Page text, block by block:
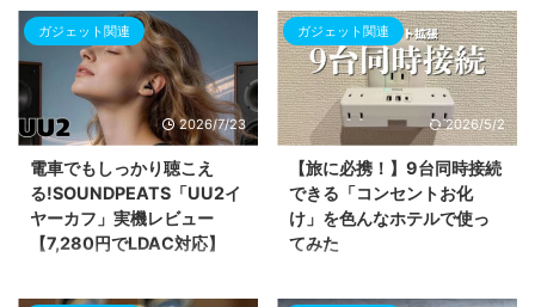
ガジェット関連
2026/7/23
電車でもしっかり聴こえ
る!SOUNDPEATS「UU2イ
ヤーカフ」実機レビュー
【7,280円でLDAC対応】
(POP Clip2)を実機レビュー。片
ガジェット関連
2026/5/2
【旅に必携！】9台同時接続
できる「コンセントお化
け」を色んなホテルで使っ
てみた
けて、サンワダイレクトのモバイ